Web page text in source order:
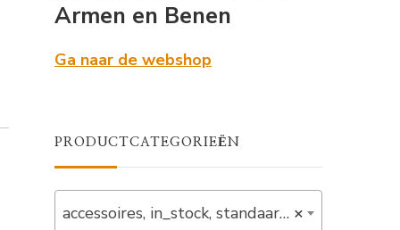
Armen en Benen
Ga naar de webshop
PRODUCTCATEGORIEËN
×
accessoires, in_stock, standaards, verlaagd (1)